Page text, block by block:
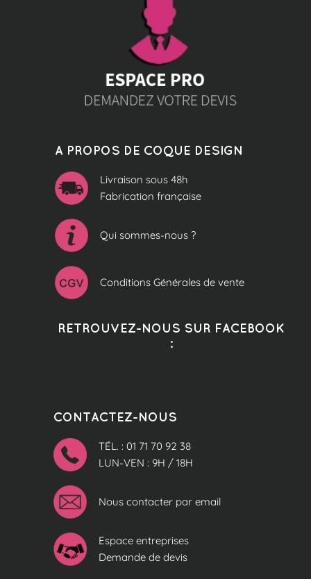
A PROPOS DE COQUE DESIGN
Livraison sous 48h
Fabrication française
Qui sommes-nous ?
Conditions Générales de vente
RETROUVEZ-NOUS SUR FACEBOOK
:
CONTACTEZ-NOUS
TÉL. : 01 71 70 92 38
LUN-VEN : 9H / 18H
Nous contacter par email
Espace entreprises
Demande de devis